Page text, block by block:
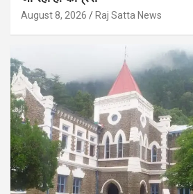
August 8, 2026 Raj Satta News